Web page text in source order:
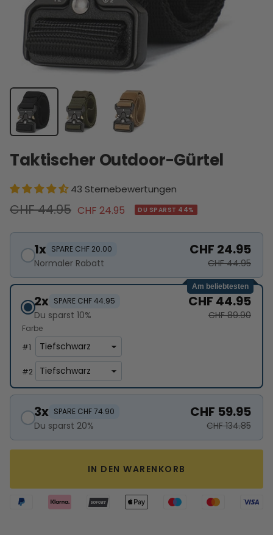
Taktischer Outdoor-Gürtel
43 Sternebewertungen
Regulärer
Preis
CHF 44.95 Angebotspreis
CHF 24.95 DU SPARST 44%
1x SPARE CHF 20.00
Normaler Rabatt
CHF 24.95
CHF 44.95
Am beliebtesten
2x SPARE CHF 44.95
Du sparst 10%
CHF 44.95
CHF 89.90
Farbe
#1
#2
3x SPARE CHF 74.90
Du sparst 20%
CHF 59.95
CHF 134.85
IN DEN WARENKORB